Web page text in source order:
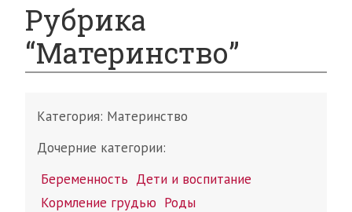
Рубрика
“Материнство”
Категория: Материнство
Дочерние категории:
Беременность Дети и воспитание
Кормление грудью Роды